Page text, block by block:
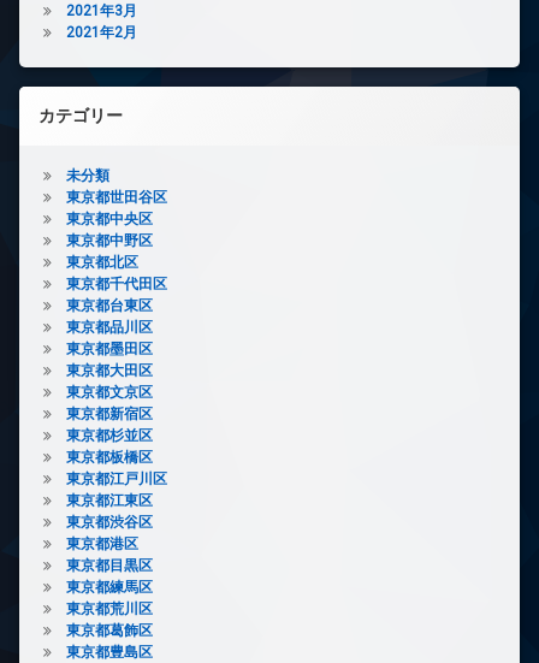
2021年3月
2021年2月
カテゴリー
未分類
東京都世田谷区
東京都中央区
東京都中野区
東京都北区
東京都千代田区
東京都台東区
東京都品川区
東京都墨田区
東京都大田区
東京都文京区
東京都新宿区
東京都杉並区
東京都板橋区
東京都江戸川区
東京都江東区
東京都渋谷区
東京都港区
東京都目黒区
東京都練馬区
東京都荒川区
東京都葛飾区
東京都豊島区